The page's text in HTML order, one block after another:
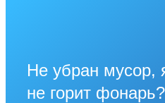
Не убран мусор,
не горит фонарь?